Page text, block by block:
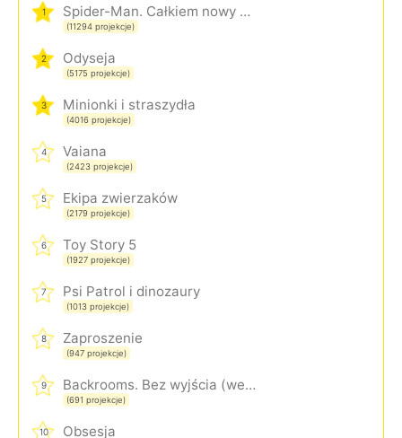
1 Spider-Man. Całkiem nowy dzień
(11294 projekcje)
2 Odyseja
(5175 projekcje)
3 Minionki i straszydła
(4016 projekcje)
4 Vaiana
(2423 projekcje)
5 Ekipa zwierzaków
(2179 projekcje)
6 Toy Story 5
(1927 projekcje)
7 Psi Patrol i dinozaury
(1013 projekcje)
8 Zaproszenie
(947 projekcje)
9 Backrooms. Bez wyjścia (wersja rozszerzona)
(691 projekcje)
10 Obsesja